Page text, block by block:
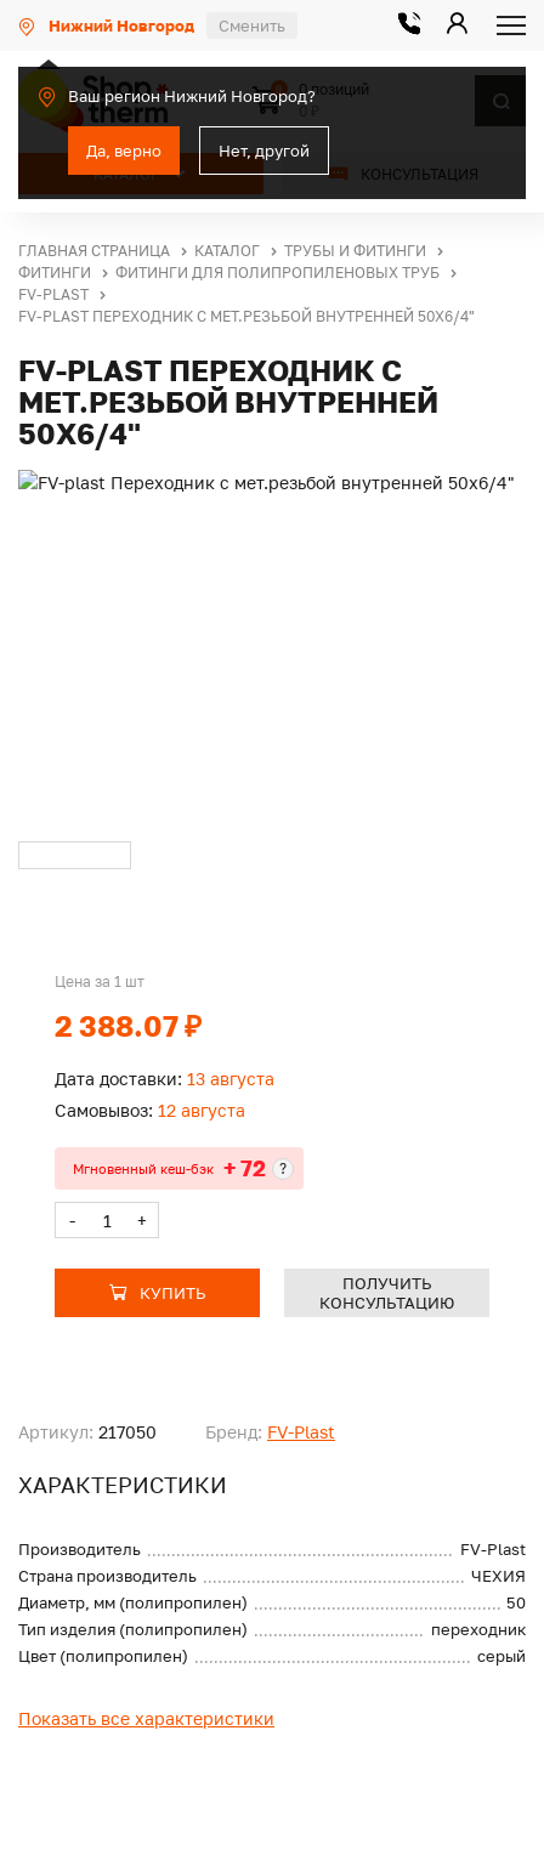
Нижний Новгород Сменить
Ваш регион Нижний Новгород?
Да, верно Нет, другой
КАТАЛОГ КОНСУЛЬТАЦИЯ
0
0 позиций
ГЛАВНАЯ СТРАНИЦА КАТАЛОГ
ТРУБЫ И ФИТИНГИ
ФИТИНГИ
ФИТИНГИ ДЛЯ ПОЛИПРОПИЛЕНОВЫХ ТРУБ
FV-PLAST
FV-PLAST ПЕРЕХОДНИК С МЕТ.РЕЗЬБОЙ ВНУТРЕННЕЙ 50Х6/4"
FV-PLAST ПЕРЕХОДНИК С
МЕТ.РЕЗЬБОЙ ВНУТРЕННЕЙ
50Х6/4"
Артикул: 217050 Бренд: FV-Plast
ХАРАКТЕРИСТИКИ
Производитель
FV-Plast
Страна производитель
ЧЕХИЯ
Диаметр, мм (полипропилен)
50
Тип изделия (полипропилен)
переходник
Цвет (полипропилен)
серый
Показать все характеристики
Цена за 1 шт
2 388.07 ₽
Дата доставки: 13 августа
Самовывоз: 12 августа
Мгновенный кеш-бэк + 72 ?
- +
КУПИТЬ
ПОЛУЧИТЬ
КОНСУЛЬТАЦИЮ